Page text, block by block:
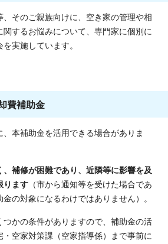
そのご親族向けに、空き家の管理や相
するお悩みについて、専門家に個別に
実施しています。
費補助金
本補助金を活用できる場合がありま
補修が困難であり、近隣等に影響を及
ります （市から通知等を受けた場合であ
の対象になるわけではありません）。
かの条件がありますので、補助金の活
・空家対策課（空家指導係）まで事前に